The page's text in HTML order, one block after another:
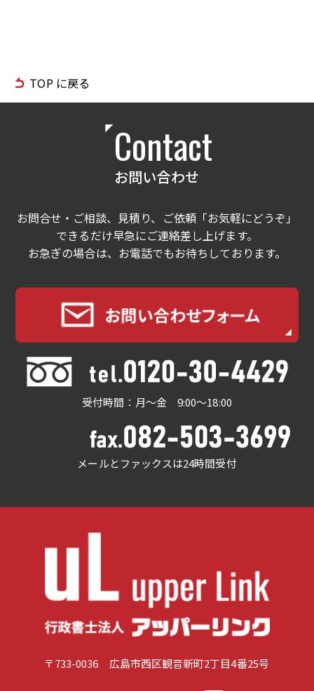
TOP に戻る
Contact
お問い合わせ
お問合せ・ご相談、見積り、ご依頼「お気軽にどうぞ」
できるだけ早急にご連絡差し上げます。
お急ぎの場合は、お電話でもお待ちしております。
受付時間：月～金 9:00～18:00
メールとファックスは24時間受付
〒733-0036 広島市西区観音新町2丁目4番25号